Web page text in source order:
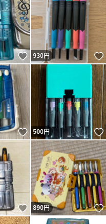
いいね！
930円
いいね！
500円
いいね！
890円